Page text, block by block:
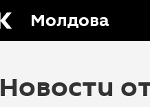
Молдова
Новости